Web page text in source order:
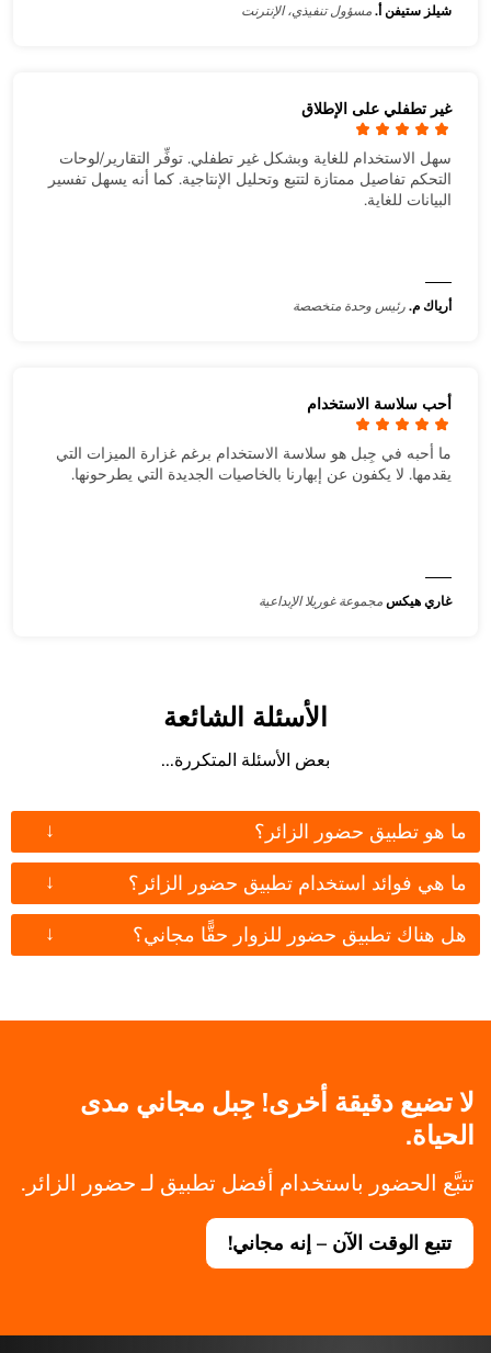
شيلز ستيفن أ.مسؤول تنفيذي، الإنترنت
غير تطفلي على الإطلاق
سهل الاستخدام للغاية وبشكل غير تطفلي. توفِّر التقارير/لوحات
التحكم تفاصيل ممتازة لتتبع وتحليل الإنتاجية. كما أنه يسهل تفسير
البيانات للغاية.
أرياك م.رئيس وحدة متخصصة
أحب سلاسة الاستخدام
ما أحبه في جِبل هو سلاسة الاستخدام برغم غزارة الميزات التي
يقدمها. لا يكفون عن إبهارنا بالخاصيات الجديدة التي يطرحونها.
غاري هيكسمجموعة غوريلا الإبداعية
الأسئلة الشائعة
بعض الأسئلة المتكررة...
ما هو تطبيق حضور الزائر؟ ↓
ما هي فوائد استخدام تطبيق حضور الزائر؟ ↓
هل هناك تطبيق حضور للزوار حقًّا مجاني؟ ↓
لا تضيع دقيقة أخرى! جِبل مجاني مدى
الحياة.
تتبَّع الحضور باستخدام أفضل تطبيق لـ حضور الزائر.
تتبع الوقت الآن – إنه مجاني!